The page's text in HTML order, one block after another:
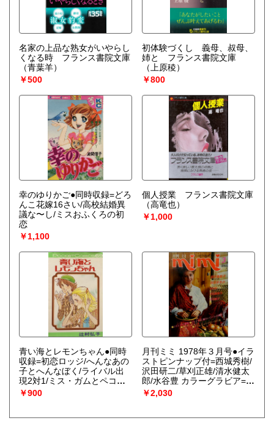
名家の上品な熟女がいやらし
くなる時 フランス書院文庫
（青葉羊）
￥500
初体験づくし 義母、叔母、
姉と フランス書院文庫
（上原稜）
￥800
幸のゆりかご●同時収録=どろ
んこ花嫁16さい/高校結婚異
議な〜し/ミスおふくろの初
恋
￥1,100
個人授業 フランス書院文庫
（高竜也）
￥1,000
青い海とレモンちゃん●同時
収録=初恋ロッジ/へんなあの
子とへんなぼく/ライバル出
現2対1/ミス・ガムとペコち
ゃんくんの朝
￥900
月刊ミミ 1978年３月号●イラ
ストピンナップ付=西城秀樹/
沢田研二/草刈正雄/清水健太
郎/水谷豊 カラーグラビア=沢
田研二3ページ/ピンクレディ
ー2ページ●ニューミュージッ
みゆき/山崎ハコ/丸山圭子●ア
￥2,030